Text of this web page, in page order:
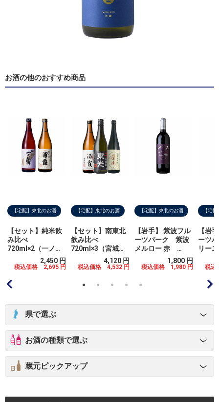
お酒の他のおすすめ商品
【宅配】東北のお酒
【セット】純米飲
み比べ
720ml×2（一ノ蔵
／浦霞） 化粧
箱 （箱代別途料
2,450 円
税込価格 2,695 円
【宅配】東北のお酒
【セット】南東北
飲み比べ
720ml×3（宮城：
浦霞／山形：東光
／福島：榮川）
途料金）
4,120 円
税込価格 4,532 円
【宅配】東北のお酒
【岩手】 紫波フル
ーツパーク 紫波
メルロー 赤
750ml（箱代別途
料金）
1,800 円
税込価格 1,980 円
【宅
【岩
ーツ
リース
代別
税込
県で選ぶ
お酒の種類で選ぶ
蔵元ピックアップ